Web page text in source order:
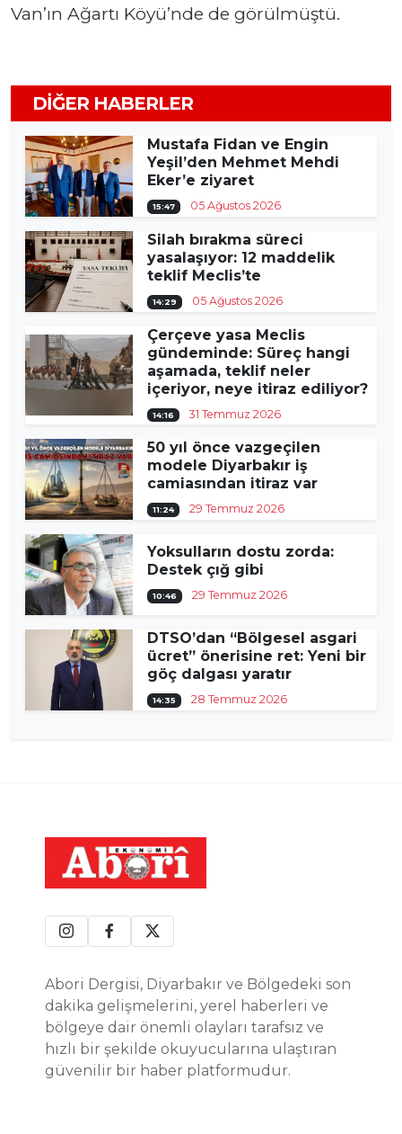
Van’ın Ağartı Köyü’nde de görülmüştü.
DIĞER HABERLER
Mustafa Fidan ve Engin
Yeşil’den Mehmet Mehdi
Eker’e ziyaret
15:47 05 Ağustos 2026
Silah bırakma süreci
yasalaşıyor: 12 maddelik
teklif Meclis’te
14:29 05 Ağustos 2026
Çerçeve yasa Meclis
gündeminde: Süreç hangi
aşamada, teklif neler
içeriyor, neye itiraz ediliyor?
14:16 31 Temmuz 2026
50 yıl önce vazgeçilen
modele Diyarbakır iş
camiasından itiraz var
11:24 29 Temmuz 2026
Yoksulların dostu zorda:
Destek çığ gibi
10:46 29 Temmuz 2026
DTSO’dan “Bölgesel asgari
ücret” önerisine ret: Yeni bir
göç dalgası yaratır
14:35 28 Temmuz 2026
Abori Dergisi, Diyarbakır ve Bölgedeki son
dakika gelişmelerini, yerel haberleri ve
bölgeye dair önemli olayları tarafsız ve
hızlı bir şekilde okuyucularına ulaştıran
güvenilir bir haber platformudur.